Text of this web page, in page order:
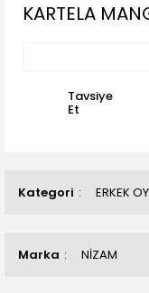
Kategori ERKEK
Marka NİZAM
KARTELA
Tavsiye
Et